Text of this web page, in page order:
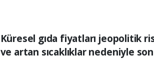
Küresel gıda fiyatları jeopolitik
ve artan sıcaklıklar nedeniyle son